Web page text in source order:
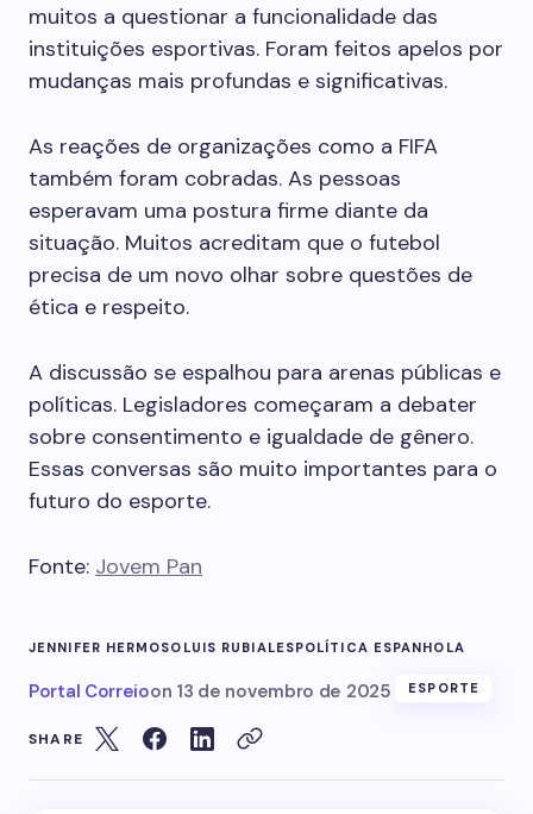
muitos a questionar a funcionalidade das
instituições esportivas. Foram feitos apelos por
mudanças mais profundas e significativas.
As reações de organizações como a FIFA
também foram cobradas. As pessoas
esperavam uma postura firme diante da
situação. Muitos acreditam que o futebol
precisa de um novo olhar sobre questões de
ética e respeito.
A discussão se espalhou para arenas públicas e
políticas. Legisladores começaram a debater
sobre consentimento e igualdade de gênero.
Essas conversas são muito importantes para o
futuro do esporte.
Fonte: Jovem Pan
JENNIFER HERMOSO LUIS RUBIALESPOLÍTICA ESPANHOLA
Portal Correioon 13 de novembro de 2025 ESPORTE
SHARE